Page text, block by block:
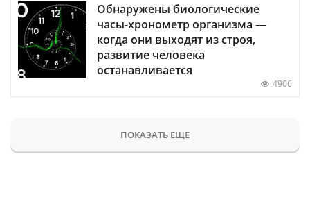
Обнаружены биологические
часы-хронометр организма —
когда они выходят из строя,
развитие человека
останавливается
4906
ПОКАЗАТЬ ЕЩЕ